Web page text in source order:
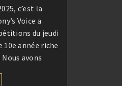
c’est la
Voice a
du jeudi
10e année riche
avons
septembre au